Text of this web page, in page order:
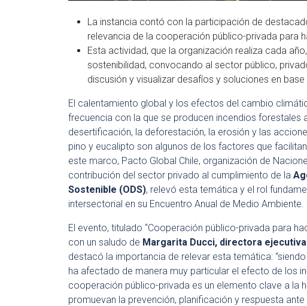
La instancia contó con la participación de
relevancia de la cooperación público-privada para
Esta actividad, que la organización realiza cada
sostenibilidad, convocando al sector público,
discusión y visualizar desafíos y soluciones en
El calentamiento global y los efectos del cambio
frecuencia con la que se producen incendios forestales
desertificación, la deforestación, la erosión y las
pino y eucalipto son algunos de los factores que
este marco, Pacto Global Chile, organización de
contribución del sector privado al cumplimiento de la
Sostenible (ODS), relevó esta temática y el rol
intersectorial en su Encuentro Anual de Medio Ambiente.
El evento, titulado “Cooperación público-privada para
con un saludo de Margarita Ducci, directora
destacó la importancia de relevar esta temática:
ha afectado de manera muy particular el efecto de los
cooperación público-privada es un elemento clave a la
promuevan la prevención, planificación y respuesta